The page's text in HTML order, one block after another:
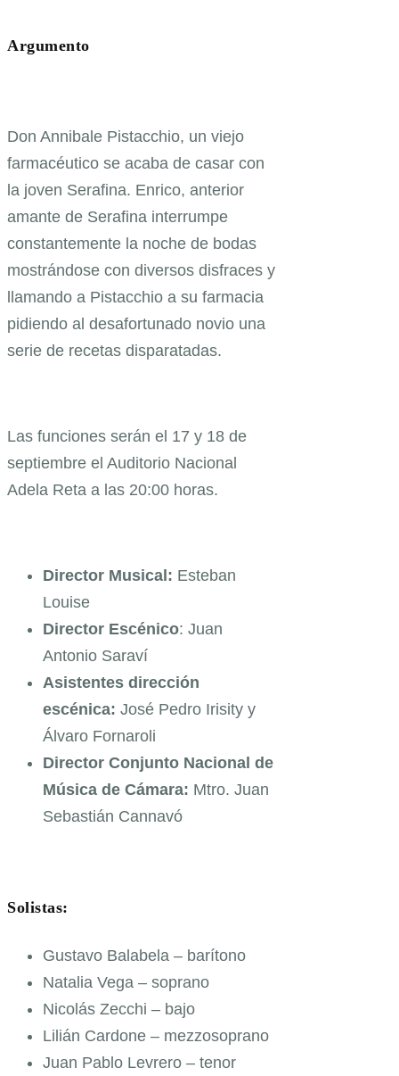
Argumento
Don Annibale Pistacchio, un viejo
farmacéutico se acaba de casar con
la joven Serafina. Enrico, anterior
amante de Serafina interrumpe
constantemente la noche de bodas
mostrándose con diversos disfraces y
llamando a Pistacchio a su farmacia
pidiendo al desafortunado novio una
serie de recetas disparatadas.
Las funciones serán el 17 y 18 de
septiembre el Auditorio Nacional
Adela Reta a las 20:00 horas.
Director Musical: Esteban
Louise
Director Escénico: Juan
Antonio Saraví
Asistentes dirección
escénica: José Pedro Irisity y
Álvaro Fornaroli
Director Conjunto Nacional de
Música de Cámara: Mtro. Juan
Sebastián Cannavó
Solistas:
Gustavo Balabela – barítono
Natalia Vega – soprano
Nicolás Zecchi – bajo
Lilián Cardone – mezzosoprano
Juan Pablo Levrero – tenor